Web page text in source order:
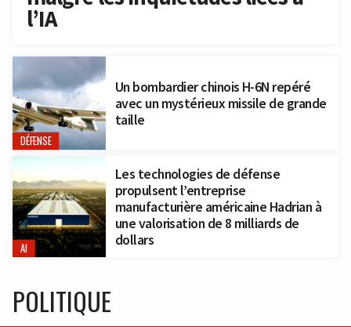
l’IA
DÉFENSE
Un bombardier chinois H-6N repéré
avec un mystérieux missile de grande
taille
AI
Les technologies de défense
propulsent l’entreprise
manufacturière américaine Hadrian à
une valorisation de 8 milliards de
dollars
POLITIQUE